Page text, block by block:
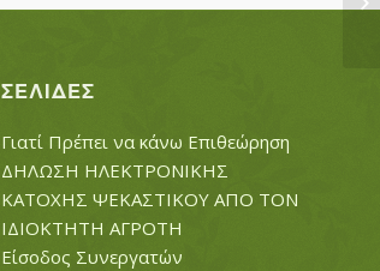
ΣΕΛΊΔΕΣ
Γιατί Πρέπει να κάνω Επιθεώρηση
ΔΗΛΩΣΗ ΗΛΕΚΤΡΟΝΙΚΗΣ
ΚΑΤΟΧΗΣ ΨΕΚΑΣΤΙΚΟΥ ΑΠΟ ΤΟΝ
ΙΔΙΟΚΤΗΤΗ ΑΓΡΟΤΗ
Είσοδος Συνεργατών